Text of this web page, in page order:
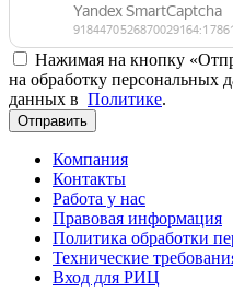
Нажимая на кнопку
на обработку персональных
данных в Политике.
Отправить
Компания
Контакты
Работа у нас
Правовая информация
Политика обработки
Технические
Вход для РИЦ